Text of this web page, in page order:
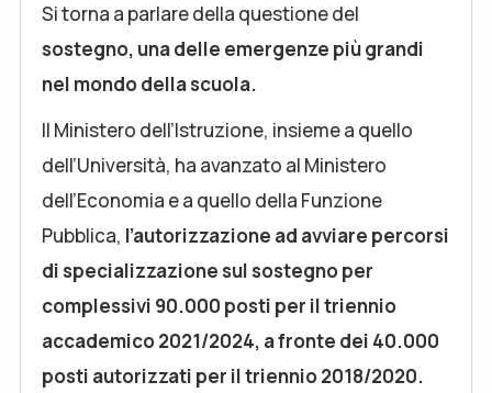
Si torna a parlare della questione del
sostegno, una delle emergenze più grandi
nel mondo della scuola.
Il Ministero dell’Istruzione, insieme a quello
dell’Università, ha avanzato al Ministero
dell’Economia e a quello della Funzione
Pubblica, l’autorizzazione ad avviare percorsi
di specializzazione sul sostegno per
complessivi 90.000 posti per il triennio
accademico 2021/2024, a fronte dei 40.000
posti autorizzati per il triennio 2018/2020.